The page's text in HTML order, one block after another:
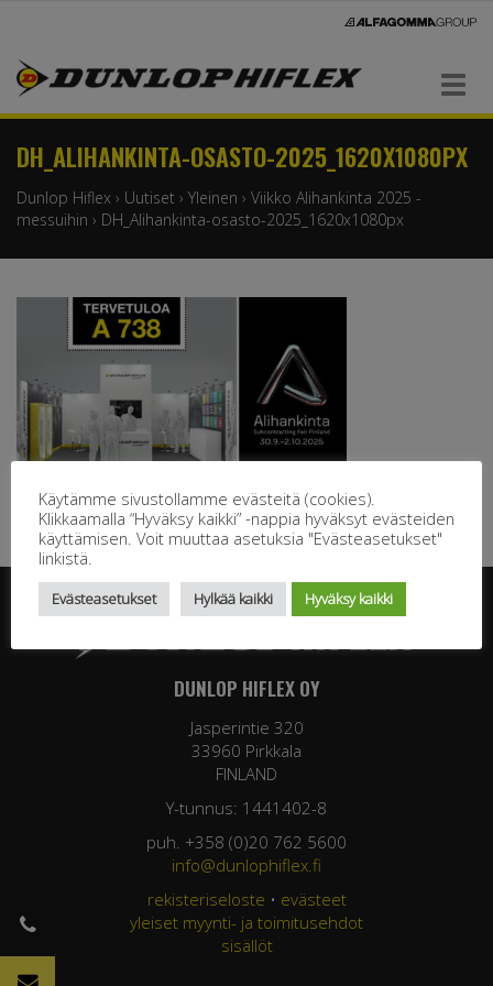
Navigaatio
DH_ALIHANKINTA-OSASTO-2025_1620X1080PX
Dunlop Hiflex › Uutiset › Yleinen › Viikko Alihankinta 2025 -
messuihin › DH_Alihankinta-osasto-2025_1620x1080px
DUNLOP HIFLEX OY
Jasperintie 320
33960 Pirkkala
FINLAND
Y-tunnus: 1441402-8
puh. +358 (0)20 762 5600
info@dunlophiflex.fi
rekisteriseloste • evästeet
yleiset myynti- ja toimitusehdot
sisällöt
Käytämme sivustollamme evästeitä (cookies).
Klikkaamalla “Hyväksy kaikki” -nappia hyväksyt evästeiden
käyttämisen. Voit muuttaa asetuksia "Evästeasetukset"
linkistä.
Evästeasetukset Hylkää kaikki Hyväksy kaikki